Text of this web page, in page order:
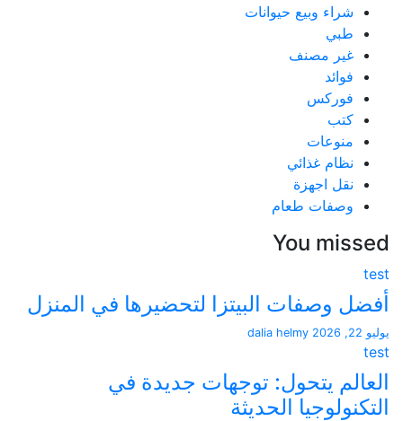
شراء وبيع حيوانات
غير مصنف
فوركس
منوعات
نظام غذائي
نقل اجهزة
وصفات طعام
You
وصفات البيتزا لتحضيرها في المنزل
dalia helmy
يتحول: توجهات جديدة في
الحديثة